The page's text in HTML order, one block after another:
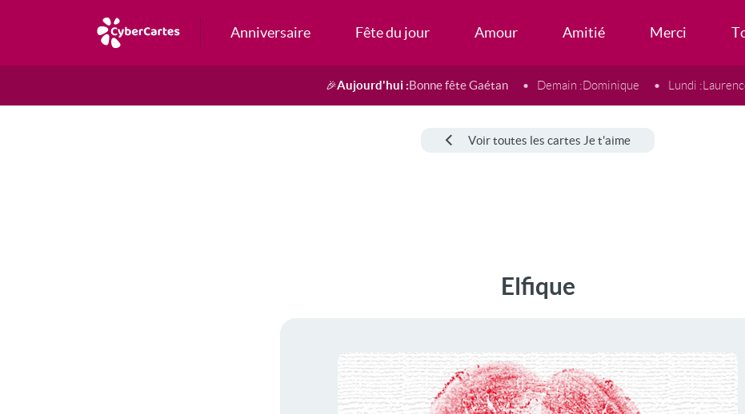
Anniversaire Fête du jour Amour Amitié Merci
🎉Aujourd'hui :Bonne fête Gaétan Demain :Dominique Lundi :
Voir toutes les cartes Je t'aime
Elfique